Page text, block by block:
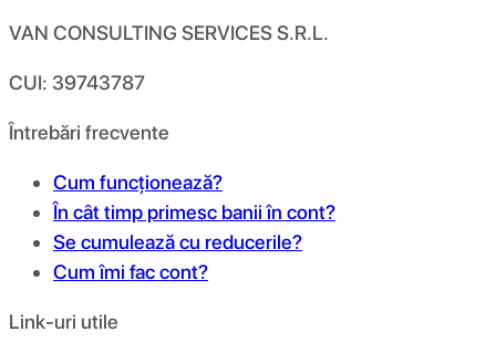
VAN CONSULTING SERVICES S.R.L.
CUI: 39743787
Întrebări frecvente
Cum funcționează?
În cât timp primesc banii în cont?
Se cumulează cu reducerile?
Cum îmi fac cont?
Link-uri utile